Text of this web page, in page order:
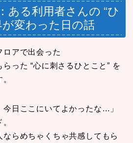
ある利用者さんの “ひ
が変わった日の話
ロアで出会った
った “心に刺さるひとこと” を
今日ここにいてよかったな…」
らめちゃくちゃ共感してもら